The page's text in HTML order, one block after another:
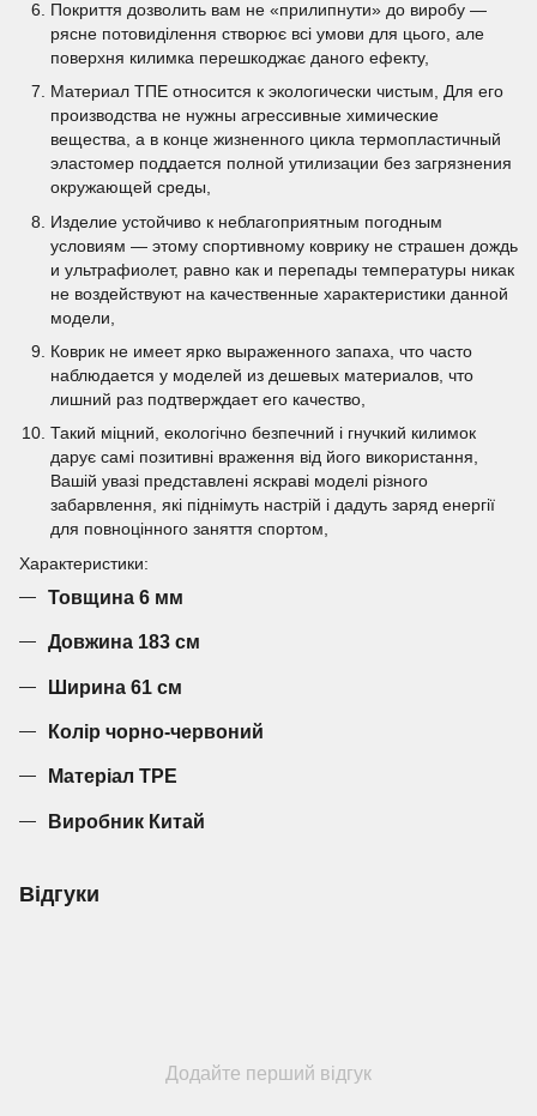
Покриття дозволить вам не «прилипнути» до виробу —
рясне потовиділення створює всі умови для цього, але
поверхня килимка перешкоджає даного ефекту,
Материал ТПЕ относится к экологически чистым, Для его
производства не нужны агрессивные химические
вещества, а в конце жизненного цикла термопластичный
эластомер поддается полной утилизации без загрязнения
окружающей среды,
Изделие устойчиво к неблагоприятным погодным
условиям — этому спортивному коврику не страшен дождь
и ультрафиолет, равно как и перепады температуры никак
не воздействуют на качественные характеристики данной
модели,
Коврик не имеет ярко выраженного запаха, что часто
наблюдается у моделей из дешевых материалов, что
лишний раз подтверждает его качество,
Такий міцний, екологічно безпечний і гнучкий килимок
дарує самі позитивні враження від його використання,
Вашій увазі представлені яскраві моделі різного
забарвлення, які піднімуть настрій і дадуть заряд енергії
для повноцінного заняття спортом,
Характеристики:
Товщина 6 мм
Довжина 183 см
Ширина 61 см
Колір чорно-червоний
Матеріал TPE
Виробник Китай
Відгуки
Додайте перший відгук